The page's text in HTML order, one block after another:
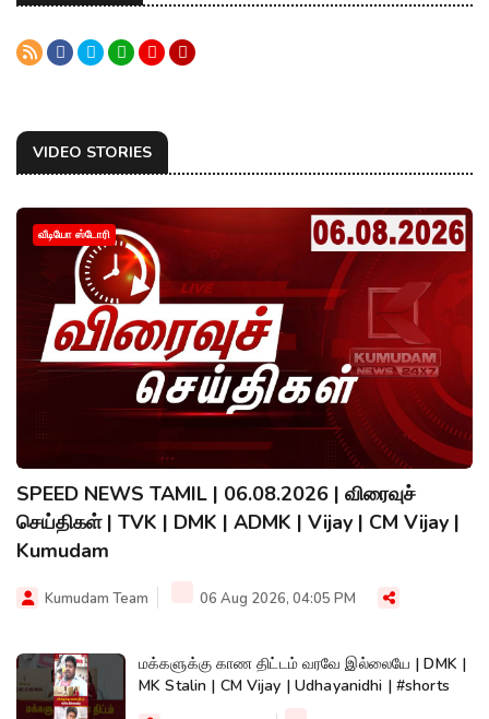
VIDEO STORIES
வீடியோ ஸ்டோரி
SPEED NEWS TAMIL | 06.08.2026 | விரைவுச்
செய்திகள் | TVK | DMK | ADMK | Vijay | CM Vijay |
Kumudam
Kumudam Team 06 Aug 2026, 04:05 PM
மக்களுக்கு காண திட்டம் வரவே இல்லையே | DMK |
MK Stalin | CM Vijay | Udhayanidhi | #shorts